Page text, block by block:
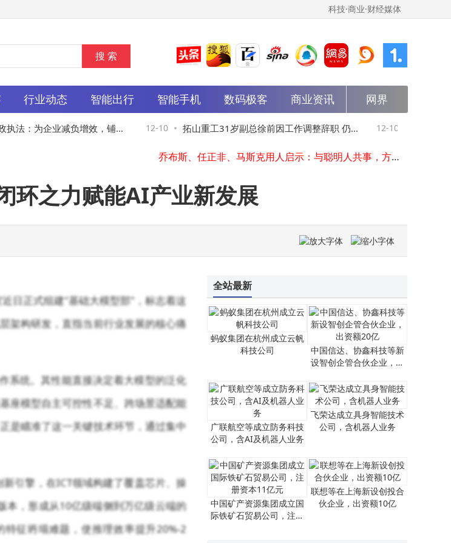
科技·商业·财经媒体
行业动态 智能出行 智能手机 数码极客 商业资讯 网界
法：为企业减负增效，铺就 12-10 拓山重工31岁副总徐前因工作调整辞职 仍任
国际营销部负责人
12-10
从筑底到深耕：张平安掌舵四年，华为云“算力黑土地”赋能AI新未来
天源迪科董事长陈友被留置 公司称生产经营正常稳步推进
乔布斯、任正非、马斯克用人启示：与聪明人共事，方能高效破局创佳绩
TikTok美国小店保证金涨至1500美元，门槛提升卖家如何应对新挑战？
从筑底到深耕：张平安掌舵四年，华为云“算力黑土地”赋能AI新未来
环之力赋能AI产业新发展
日正式组建"基础大模型部"，标志着这
架构研发，直指当前行业发展的核心痛
系统。其性能直接决定着大模型的泛化
座模型自主可控性不足、跨场景适配能
是瞄准了这一关键技术环节，通过集中
引擎，在ICT领域构建了覆盖芯片、操
本，形成从10亿级端侧到万亿级云端的
征坍塌难题，使推理效率提升20%-2
全站最新
蚂蚁集团在杭州成立云帆
科技公司
中国信达、协鑫科技等新
设智创企管合伙企业，出
广联航空等成立防务科技
公司，含AI及机器人业务
飞荣达成立具身智能技术
公司，含机器人业务
中国矿产资源集团成立国
际铁矿石贸易公司，注册
联想等在上海新设创投合
伙企业，出资额10亿